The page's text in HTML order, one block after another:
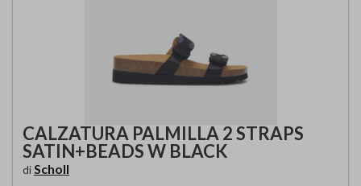
CALZATURA PALMILLA 2 STRAPS
SATIN+BEADS W BLACK
diScholl